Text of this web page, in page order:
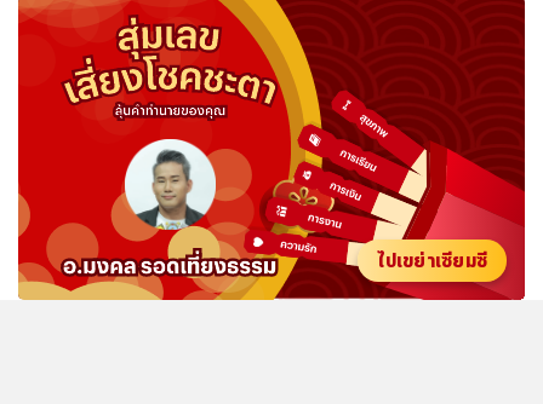
ไปเขย่าเซียมซี